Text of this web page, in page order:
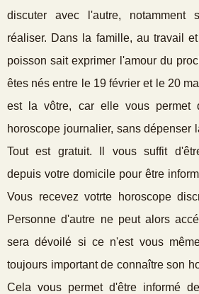
discuter avec l'autre, notamment
réaliser. Dans la famille, au travail
poisson sait exprimer l'amour du
êtes nés entre le 19 février et le 20
est la vôtre, car elle vous permet
horoscope journalier, sans dépenser
Tout est gratuit. Il vous suffit
depuis votre domicile pour être
Vous recevez votrte horoscope
Personne d'autre ne peut alors
sera dévoilé si ce n'est vous
toujours important de connaître son
Cela vous permet d'être informé